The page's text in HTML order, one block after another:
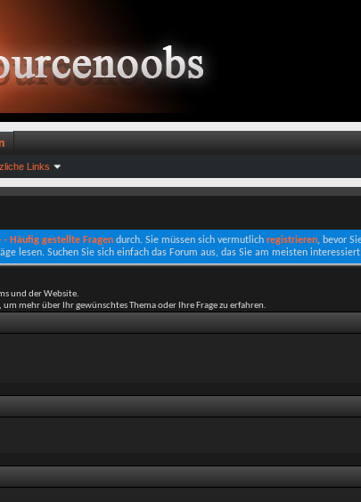
Links
- Häufig gestellte Fragen durch. Sie müssen sich vermutlich registrieren, bevor
lesen. Suchen Sie sich einfach das Forum aus, das Sie am meisten
und der Website.
mehr über Ihr gewünschtes Thema oder Ihre Frage zu erfahren.